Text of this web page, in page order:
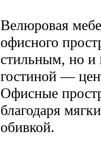
Велюровая
офисного
стильным, но и
гостиной —
Офисные
благодаря
обивкой.